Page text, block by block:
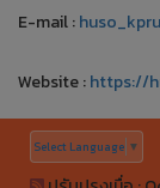
E-mail :
Website :https://
Select Language ▼